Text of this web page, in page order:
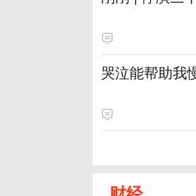
哭泣能帮助我